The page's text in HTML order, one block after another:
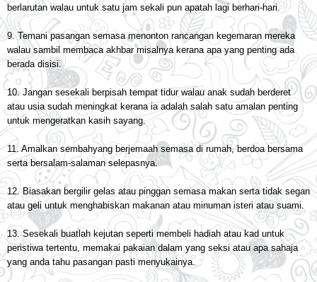
berlarutan walau untuk satu jam sekali pun apatah lagi berhari-hari.
9. Temani pasangan semasa menonton rancangan kegemaran mereka
walau sambil membaca akhbar misalnya kerana apa yang penting ada
berada disisi.
10. Jangan sesekali berpisah tempat tidur walau anak sudah berderet
atau usia sudah meningkat kerana ia adalah salah satu amalan penting
untuk mengeratkan kasih sayang.
11. Amalkan sembahyang berjemaah semasa di rumah, berdoa bersama
serta bersalam-salaman selepasnya.
12. Biasakan bergilir gelas atau pinggan semasa makan serta tidak segan
atau geli untuk menghabiskan makanan atau minuman isteri atau suami.
13. Sesekali buatlah kejutan seperti membeli hadiah atau kad untuk
peristiwa tertentu, memakai pakaian dalam yang seksi atau apa sahaja
yang anda tahu pasangan pasti menyukainya.